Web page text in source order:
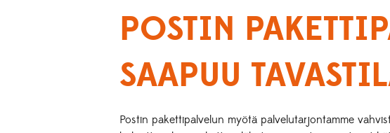
POSTIN
SAAPUU
Postin pakettipalvelun myötä palvelutarjontamme